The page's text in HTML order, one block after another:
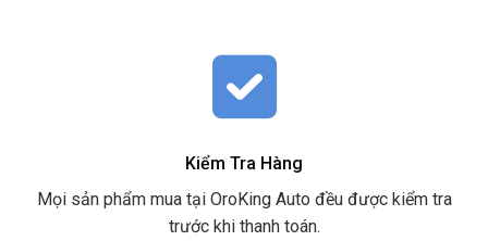
Kiểm Tra Hàng
Mọi sản phẩm mua tại OroKing Auto đều được kiểm tra
trước khi thanh toán.